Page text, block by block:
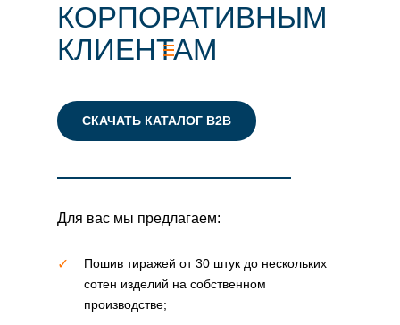
ПРОМОКОД MY1AGLAE
КОРПОРАТИВНЫМ
КЛИЕНТАМ
Для вас мы предлагаем:
Пошив тиражей от 30 штук до нескольких
сотен изделий на собственном
производстве;
✓
СКАЧАТЬ КАТАЛОГ B2B